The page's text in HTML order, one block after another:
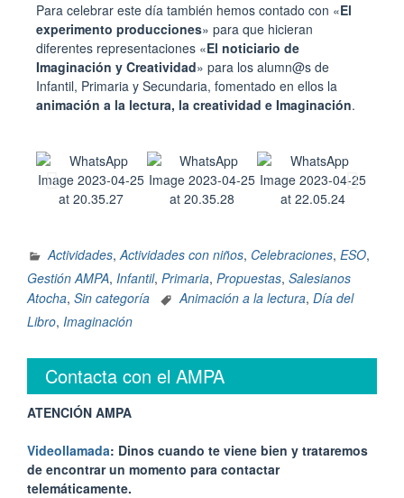
Para celebrar este día también hemos contado con «El
experimento producciones» para que hicieran
diferentes representaciones «El noticiario de
Imaginación y Creatividad» para los alumn@s de
Infantil, Primaria y Secundaria, fomentado en ellos la
animación a la lectura, la creatividad e Imaginación.
Actividades,Actividades con niños, Celebraciones, ESO,
Gestión AMPA, Infantil, Primaria, Propuestas, Salesianos
Atocha, Sin categoría Animación a la lectura, Día del
Libro, Imaginación
Contacta con el AMPA
ATENCIÓN AMPA
Videollamada: Dinos cuando te viene bien y trataremos
de encontrar un momento para contactar
telemáticamente.